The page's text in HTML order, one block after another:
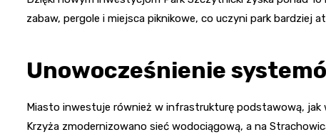
zabaw, pergole i miejsca piknikowe, co uczyni park bardziej
Unowocześnienie
Miasto inwestuje również w infrastrukturę podstawową, jak
Krzyża zmodernizowano sieć wodociągową, a na